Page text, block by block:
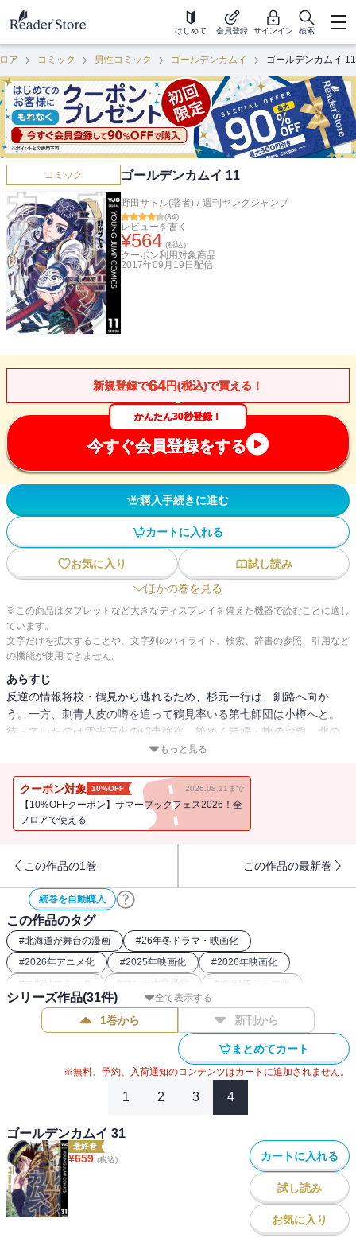
はじめて 会員登録 サインイン 検索
ア コミック 男性コミック ゴールデンカムイ ゴールデンカムイ 11
コミック ゴールデンカムイ 11
野田サトル(著者) / 週刊ヤングジャンプ
(34)
レビューを書く
¥564 (税込)
クーポン利用対象商品
2017年09月19日 配信
新規登録で64円(税込)で買える！
かんたん30秒登録！
今すぐ会員登録をする
購入手続きに進む
カートに入れる
お気に入り
試し読み
ほかの巻を見る
※この商品はタブレットなど大きなディスプレイを備えた機器で読むことに適し
ています。
文字だけを拡大することや、文字列のハイライト、検索、辞書の参照、引用など
の機能が使用できません。
あらすじ
反逆の情報将校・鶴見から逃れるため、杉元一行は、釧路へ向か
う。一方、刺青人皮の噂を追って鶴見率いる第七師団は小樽へと。
待っていたのは電光石火の稲妻強盗、艶めく毒婦・蝮のお銀。北の
最強軍団vs最凶夫婦、稲妻強盗編収録！ 毒も蝮も稲妻も、グツグ
第11巻ッ!!!!!!!
もっと見る
クーポン対象 10%OFF 2026.08.11まで
【10%OFFクーポン】サマーブックフェス2026！全
フロアで使える
この作品の1巻 この作品の最新巻
続巻を自動購入
この作品のタグ
#北海道が舞台の漫画 #26年冬ドラマ・映画化
#2026年アニメ化 #2025年映画化 #2026年映画化
# 頭脳戦コミック # マンガ大賞受賞 #2024年ドラマ化
#バディコミック #刑務所 #2023年アニメ化
2018年アニメ化 # 2022年アニメ化
#
最強主人公コミック
2020年アニメ化 # 2024年映画化
全て表示する
シリーズ作品(31件)
1巻から 新刊から
まとめてカート
※無料、予約、入荷通知のコンテンツはカートに追加されません。
1 2 3 4
ゴールデンカムイ 31
最終巻
¥659 (税込) カートに入れる
試し読み
お気に入り